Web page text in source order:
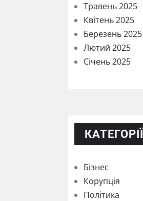
Травень 2025
Квітень 2025
Березень 2025
Лютий 2025
Січень 2025
КАТЕГОРІЇ
Бізнес
Корупція
Політика